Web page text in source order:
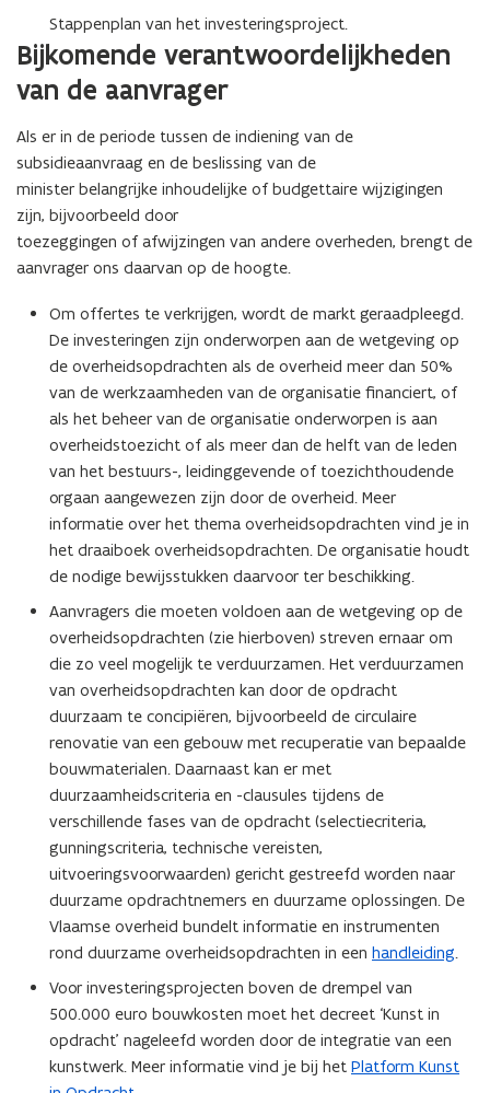
Stappenplan van het investeringsproject.
Bijkomende verantwoordelijkheden
van de aanvrager
Als er in de periode tussen de indiening van de
subsidieaanvraag en de beslissing van de
minister belangrijke inhoudelijke of budgettaire wijzigingen
zijn, bijvoorbeeld door
toezeggingen of afwijzingen van andere overheden, brengt de
aanvrager ons daarvan op de hoogte.
Om offertes te verkrijgen, wordt de markt geraadpleegd.
De investeringen zijn onderworpen aan de wetgeving op
de overheidsopdrachten als de overheid meer dan 50%
van de werkzaamheden van de organisatie financiert, of
als het beheer van de organisatie onderworpen is aan
overheidstoezicht of als meer dan de helft van de leden
van het bestuurs-, leidinggevende of toezichthoudende
orgaan aangewezen zijn door de overheid. Meer
informatie over het thema overheidsopdrachten vind je in
het draaiboek overheidsopdrachten. De organisatie houdt
de nodige bewijsstukken daarvoor ter beschikking.
Aanvragers die moeten voldoen aan de wetgeving op de
overheidsopdrachten (zie hierboven) streven ernaar om
die zo veel mogelijk te verduurzamen. Het verduurzamen
van overheidsopdrachten kan door de opdracht
duurzaam te concipiëren, bijvoorbeeld de circulaire
renovatie van een gebouw met recuperatie van bepaalde
bouwmaterialen. Daarnaast kan er met
duurzaamheidscriteria en -clausules tijdens de
verschillende fases van de opdracht (selectiecriteria,
gunningscriteria, technische vereisten,
uitvoeringsvoorwaarden) gericht gestreefd worden naar
duurzame opdrachtnemers en duurzame oplossingen. De
Vlaamse overheid bundelt informatie en instrumenten
rond duurzame overheidsopdrachten in een handleiding.
Voor investeringsprojecten boven de drempel van
500.000 euro bouwkosten moet het decreet ‘Kunst in
opdracht’ nageleefd worden door de integratie van een
kunstwerk. Meer informatie vind je bij het Platform Kunst